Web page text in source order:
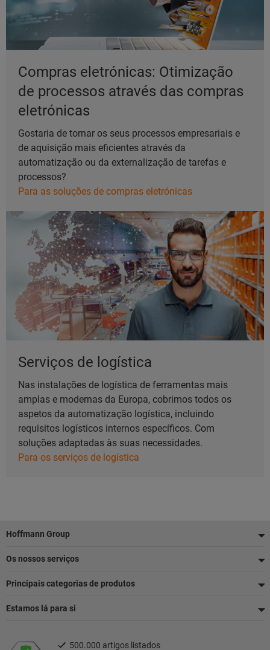
Compras eletrónicas: Otimização
de processos através das compras
eletrónicas
Gostaria de tornar os seus processos empresariais e
de aquisição mais eficientes através da
automatização ou da externalização de tarefas e
processos?
Para as soluções de compras eletrónicas
Serviços de logística
Nas instalações de logística de ferramentas mais
amplas e modernas da Europa, cobrimos todos os
aspetos da automatização logística, incluindo
requisitos logísticos internos específicos. Com
soluções adaptadas às suas necessidades.
Para os serviços de logística
Rodapé
Hoffmann Group
Os nossos serviços
Principais categorias de produtos
Estamos lá para si
500.000 artigos listados